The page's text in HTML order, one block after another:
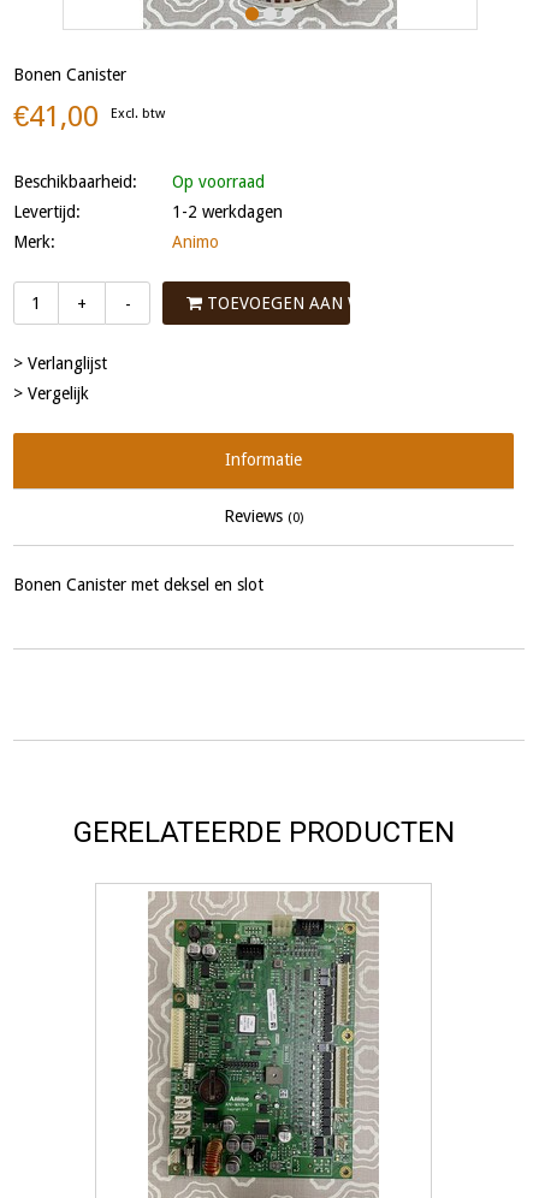
Bonen Canister
€41,00 Excl. btw
Beschikbaarheid:
Op voorraad
Levertijd:
1-2 werkdagen
Merk:
Animo
+ - TOEVOEGEN AAN WINKELWAGEN
> Verlanglijst
> Vergelijk
Informatie
Reviews (0)
Bonen Canister met deksel en slot
GERELATEERDE PRODUCTEN